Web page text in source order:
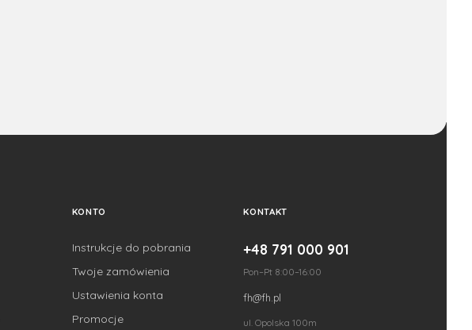
KONTO
Instrukcje do pobrania
Twoje zamówienia
Ustawienia konta
Promocje
KONTAKT
+48 791 000 901
Pon–Pt 8:00–16:00
fh@fh.pl
ul. Opolska 100m